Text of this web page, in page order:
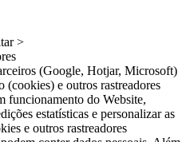
>
(Google, Hotjar, Microsoft)
(cookies) e outros rastreadores
funcionamento do Website,
estatísticas e personalizar as
e outros rastreadores